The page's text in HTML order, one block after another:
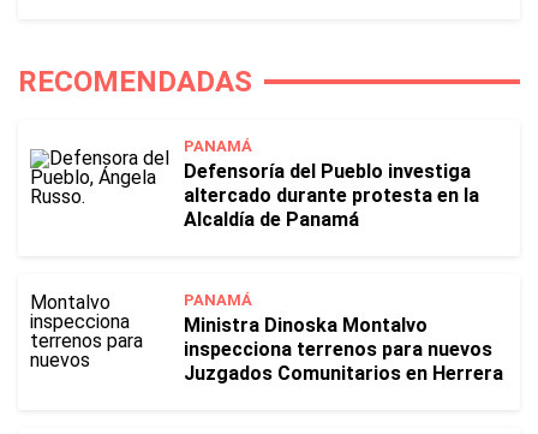
RECOMENDADAS
PANAMÁ
Defensoría del Pueblo investiga
altercado durante protesta en la
Alcaldía de Panamá
PANAMÁ
Ministra Dinoska Montalvo
inspecciona terrenos para nuevos
Juzgados Comunitarios en Herrera